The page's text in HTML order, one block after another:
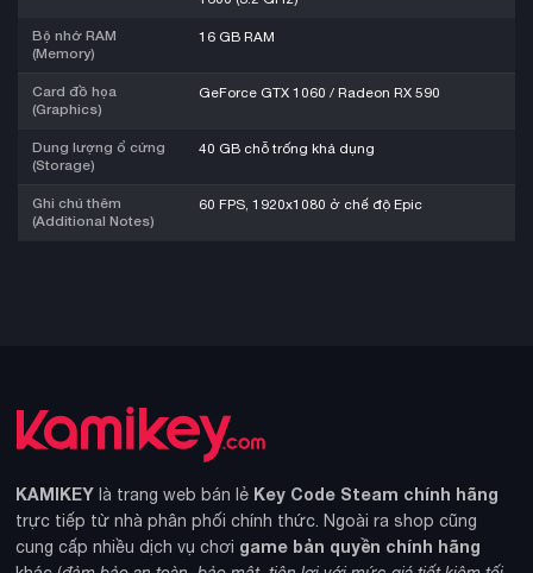
Bộ nhớ RAM
(Memory)
16 GB RAM
Card đồ họa
(Graphics)
GeForce GTX 1060 / Radeon RX 590
Dung lượng ổ cứng
(Storage)
40 GB chỗ trống khả dụng
Ghi chú thêm
(Additional Notes)
60 FPS, 1920x1080 ở chế độ Epic
KAMIKEY là trang web bán lẻ Key Code Steam chính hãng
trực tiếp từ nhà phân phối chính thức. Ngoài ra shop cũng
cung cấp nhiều dịch vụ chơi game bản quyền chính hãng